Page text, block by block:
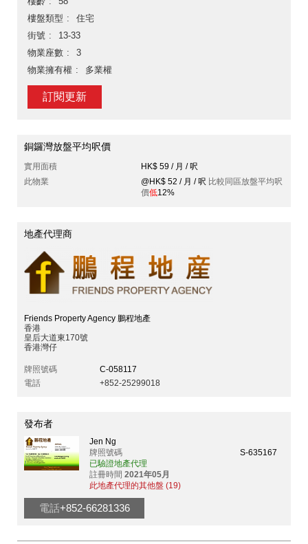
樓盤類型
住宅
街號
13-33
物業座數
3
物業擁有權
多業權
訂閱更新
銅鑼灣放盤平均呎價
實用面積
HK$ 59 / 月 / 呎
此物業
@HK$ 52 / 月 / 呎 比較同區放盤平均呎
價低12%
地產代理商
Friends Property Agency 鵬程地產
香港
皇后大道東170號
香港灣仔
牌照號碼
C-058117
電話
+852-25299018
發布者
Jen Ng
牌照號碼
S-635167
已驗證地產代理
註冊時間 2021年05月
此地產代理的其他盤 (19)
電話+852-66281336